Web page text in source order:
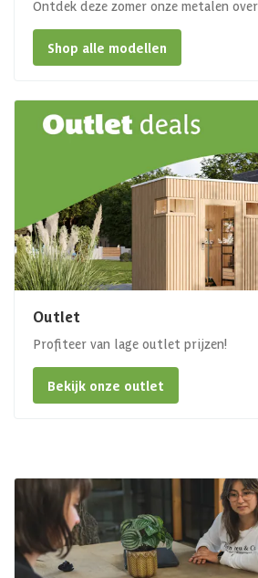
Ontdek deze zomer onze metalen
Shop alle modellen
Outlet
Profiteer van lage outlet prijzen!
Bekijk onze outlet